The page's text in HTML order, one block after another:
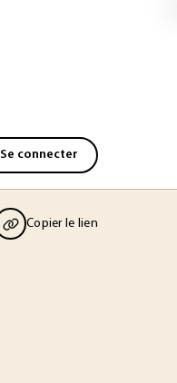
Se connecter
Copier le lien